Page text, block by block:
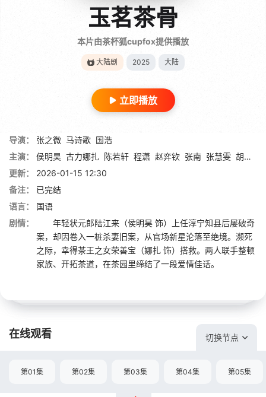
玉茗茶骨
本片由茶杯狐cupfox提供播放
大陆剧 2025 大陆
立即播放
导演： 张之微 马诗歌 国浩
主演：
侯明昊 古力娜扎 陈若轩 程潇 赵弈钦 张南 张慧雯 胡静
更新：
2026-01-15 12:30
备注：
已完结
语言：
国语
剧情：
年轻状元郎陆江来（侯明昊 饰）上任淳宁知县后屡破奇
案，却因卷入一桩杀妻旧案，从官场新星沦落至绝境。濒死
之际，幸得茶王之女荣善宝（娜扎 饰）搭救。两人联手整顿
家族、开拓茶道，在茶园里缔结了一段爱情佳话。
在线观看 切换节点
第01集 第02集 第03集 第04集 第05集